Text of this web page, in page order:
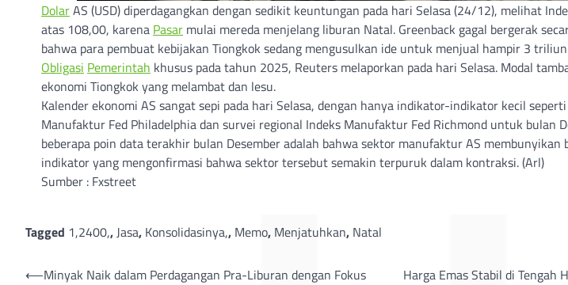
DolarAS (USD) diperdagangkan dengan sedikit keuntungan pada hari Selasa (24/12), melihat
atas 108,00, karena Pasar mulai mereda menjelang liburan Natal. Greenback gagal bergerak
bahwa para pembuat kebijakan Tiongkok sedang mengusulkan ide untuk menjual hampir 3
Obligasi Pemerintah khusus pada tahun 2025, Reuters melaporkan pada hari Selasa. Modal
ekonomi Tiongkok yang melambat dan lesu.
Kalender ekonomi AS sangat sepi pada hari Selasa, dengan hanya indikator-indikator kecil
Manufaktur Fed Philadelphia dan survei regional Indeks Manufaktur Fed Richmond untuk bulan
beberapa poin data terakhir bulan Desember adalah bahwa sektor manufaktur AS membunyikan
indikator yang mengonfirmasi bahwa sektor tersebut semakin terpuruk dalam kontraksi. (Arl)
Sumber : Fxstreet
Tagged 1,2400,,Jasa, Konsolidasinya,, Memo, Menjatuhkan, Natal
Post
⟵Minyak Naik dalam Perdagangan Pra-Liburan dengan Fokus
Harga Emas Stabil di Tengah